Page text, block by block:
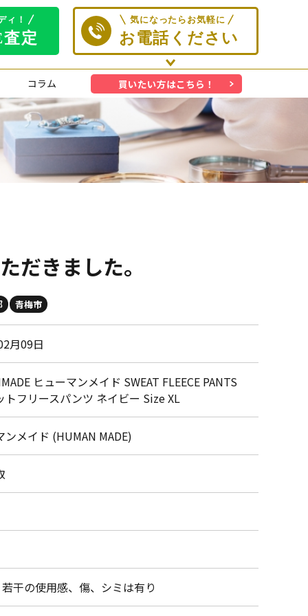
コラム 買いたい方はこちら！
だきました。
青梅市
月09日
ヒューマンメイド SWEAT FLEECE PANTS
トフリースパンツ ネイビー Size XL
ンメイド (HUMAN MADE)
干の使用感、傷、シミは有り